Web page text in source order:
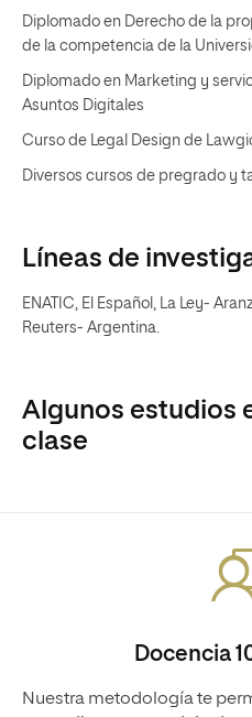
Diplomado en Derecho de la
de la competencia de la
Diplomado en Marketing y
Asuntos Digitales
Curso de Legal Design de
Diversos cursos de pregrado y
Líneas de
ENATIC, El Español, La Ley-
Reuters- Argentina.
Algunos estudios
clase
Docencia
Nuestra metodología te